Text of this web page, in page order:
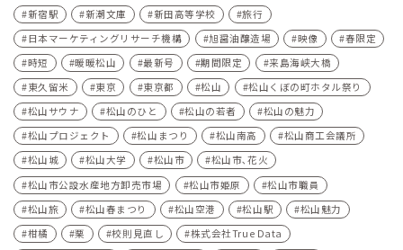
新宿駅
新潮文庫 新田高等学校
旅行
日本マーケティングリサーチ機構
旭醤油醸造場 映像
春限定
時短
暖暖松山 最新号 期間限定
来島海峡大橋
東久留米
東京 東京都 松山
松山くぼの町ホタル祭り
松山サウナ
松山のひと 松山の若者
松山の魅力
松山プロジェクト
松山まつり 松山南高
松山商工会議所
松山城
松山大学 松山市
松山市､花火
松山市公設水産地方卸売市場
松山市姫原
松山市職員
松山旅
松山春まつり 松山空港 松山駅
松山魅力
柑橘
栗 校則見直し
株式会社True Data